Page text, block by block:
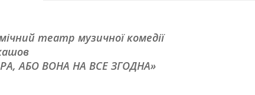
театр музичної комедії
АБО ВОНА НА ВСЕ ЗГОДНА»